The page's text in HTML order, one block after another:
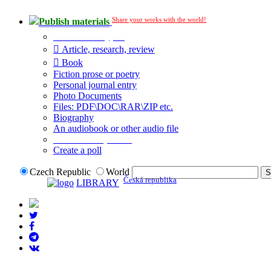
Publish materials Share your works with the world!
Article, research, review
Book
Fiction prose or poetry
Personal journal entry
Photo Documents
Files: PDF\DOC\RAR\ZIP etc.
Biography
An audiobook or other audio file
Create a poll
Czech Republic
World
LIBRARY Česká republika